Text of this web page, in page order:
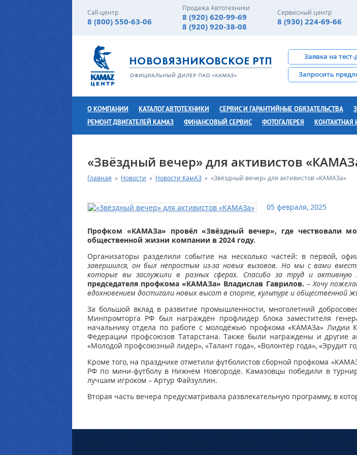
Call-центр
8 (800) 550-63-06
Продажа Автотехники
8 (920) 620-99-69
8 (920) 920-38-08
Сервисный центр
8 (930) 224-69-66
Заявка на
Запросить
О КОМПАНИИ КАТАЛОГ АВТОТЕХНИКИ СЕРВИС И ГАРАНТИЙНЫЕ ОБЯЗАТЕЛЬСТВА
РЕМОНТ ДВИГАТЕЛЕЙ КАМАЗ
ФИНАНСОВЫЙ СЕРВИС ФОТОГАЛЕРЕЯ
«Звёздный вечер» для активистов
Главная » Новости » Новости КамАЗ » «Звёздный вечер» для активистов «КАМАЗа»
05 февраля, 2025
Профком «КАМАЗа» провёл «Звёздный вечер», где чествовали
общественной жизни компании в 2024 году.
Организаторы разделили событие на несколько частей: в первой,
завершился, он был непростым из-за новых вызовов. Но мы с вами
которые вы заслужили в разных сферах. Спасибо за труд и активную
председателя профкома «КАМАЗа» Владислав Гаврилов. –Хочу
вдохновением достигали новых высот в спорте, культуре и общественной
За большой вклад в развитие промышленности, многолетний
Минпромторга РФ был награждён профлидер блока заместителя
начальнику отдела по работе с молодёжью профкома «КАМАЗа» Лидии
Федерации профсоюзов Татарстана. Также были награждены и другие
«Молодой профсоюзный лидер», «Талант года», «Волонтёр года», «Эрудит
Кроме того, на празднике отметили футболистов сборной профкома
РФ по мини-футболу в Нижнем Новгороде. Камазовцы победили в
лучшим игроком – Артур Файзуллин.
Вторая часть вечера предусматривала развлекательную программу, в